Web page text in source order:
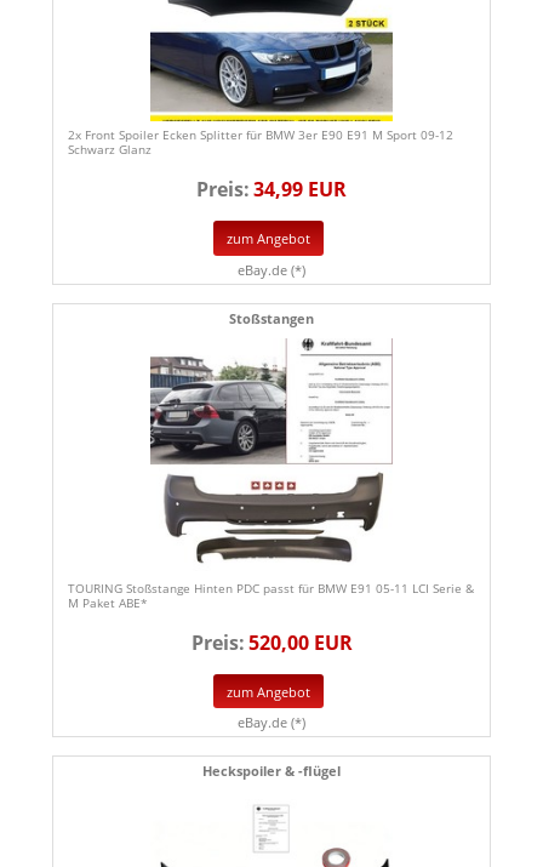
2x Front Spoiler Ecken Splitter für BMW 3er E90 E91 M Sport 09-12
Schwarz Glanz
Preis:34,99 EUR
zum Angebot
eBay.de (*)
Stoßstangen
TOURING Stoßstange Hinten PDC passt für BMW E91 05-11 LCI Serie &
M Paket ABE*
Preis:520,00 EUR
zum Angebot
eBay.de (*)
Heckspoiler & -flügel